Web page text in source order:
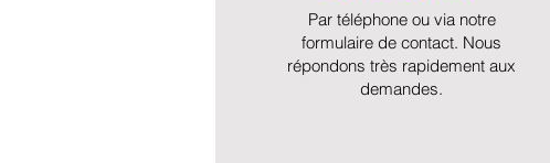
Par téléphone ou via notre
formulaire de contact. Nous
répondons très rapidement aux
demandes.